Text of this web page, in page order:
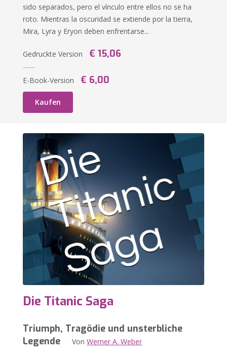
sido separados, pero el vínculo entre ellos no se ha
roto. Mientras la oscuridad se extiende por la tierra,
Mira, Lyra y Eryon deben enfrentarse...
Gedruckte Version € 15,06
E-Book-Version € 6,00
Kaufen
Die Titanic Saga
Triumph, Tragödie und unsterbliche
Legende
VonWerner A. Weber